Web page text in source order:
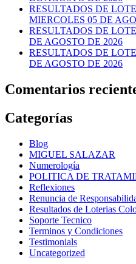
RESULTADOS DE
MIERCOLES 05 DE
RESULTADOS DE
DE AGOSTO DE 2026
RESULTADOS DE
DE AGOSTO DE 2026
Comentarios
Categorías
Blog
MIGUEL SALAZAR
Numerología
POLITICA DE
Reflexiones
Renuncia de
Resultados de Loterias
Soporte Tecnico
Terminos y Condiciones
Testimonials
Uncategorized